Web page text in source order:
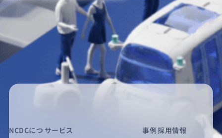
NCDCにつ サービス
事例採用情報